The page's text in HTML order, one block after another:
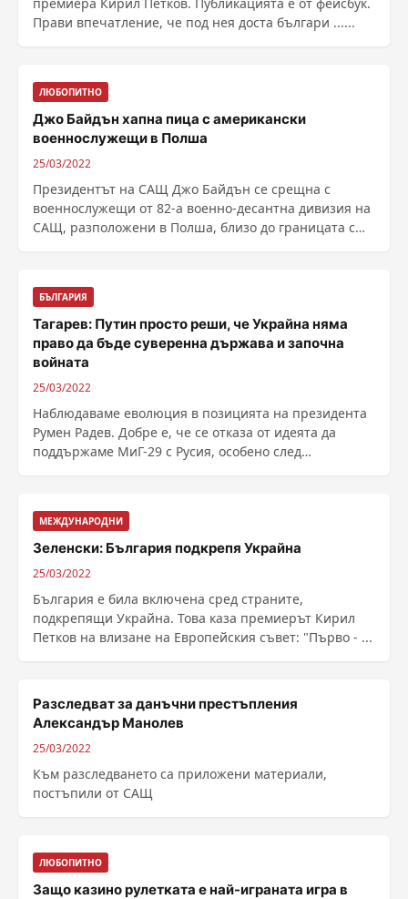
Прави впечатление, че под нея доста българи ......
ЛЮБОПИТНО
Джо Байдън хапна пица с американски
военнослужещи в Полша
25/03/2022
Президентът на САЩ Джо Байдън се срещна с
военнослужещи от 82-а военно-десантна дивизия на
САЩ, разположени в Полша, близо до границата с
БЪЛГАРИЯ
Тагарев: Путин просто реши, че Украйна няма
право да бъде суверенна държава и започна
войната
25/03/2022
Наблюдаваме еволюция в позицията на президента
Румен Радев. Добре е, че се отказа от идеята да
поддържаме МиГ-29 с Русия, особено след
МЕЖДУНАРОДНИ
Зеленски: България подкрепя Украйна
25/03/2022
България е била включена сред страните,
подкрепящи Украйна. Това каза премиерът Кирил
Петков на влизане на Европейския съвет: "Първо - ...
Разследват за данъчни престъпления
Александър Манолев
25/03/2022
Към разследването са приложени материали,
постъпили от САЩ
ЛЮБОПИТНО
Защо казино рулетката е най-играната игра в